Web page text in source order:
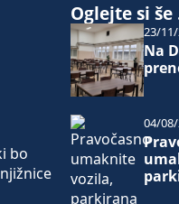
bo
Oglejte si še
Na
23/
04/